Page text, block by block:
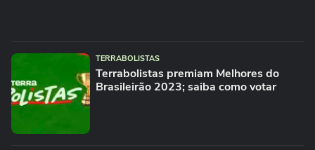
TERRABOLISTAS
Terrabolistas premiam Melhores do
Brasileirão 2023; saiba como votar